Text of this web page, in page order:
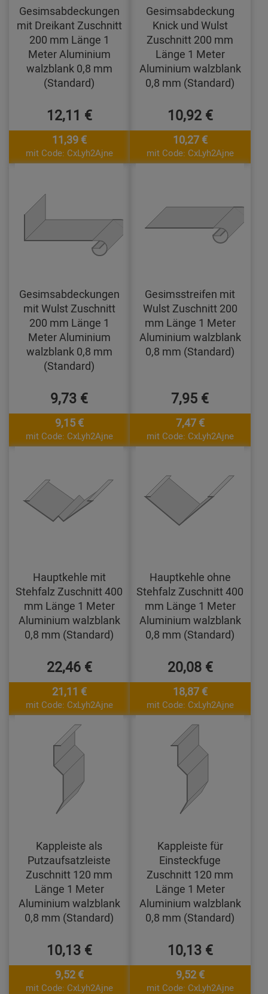
Gesimsabdeckungen
mit Dreikant Zuschnitt
200 mm Länge 1
Meter Aluminium
walzblank 0,8 mm
(Standard)
12,11 €
11,39 €
mit Code: CxLyh2Ajne
Gesimsabdeckung
Knick und Wulst
Zuschnitt 200 mm
Länge 1 Meter
Aluminium walzblank
0,8 mm (Standard)
10,92 €
10,27 €
mit Code: CxLyh2Ajne
Gesimsabdeckungen
mit Wulst Zuschnitt
200 mm Länge 1
Meter Aluminium
walzblank 0,8 mm
(Standard)
9,73 €
9,15 €
mit Code: CxLyh2Ajne
Gesimsstreifen mit
Wulst Zuschnitt 200
mm Länge 1 Meter
Aluminium walzblank
0,8 mm (Standard)
7,95 €
7,47 €
mit Code: CxLyh2Ajne
Hauptkehle mit
Stehfalz Zuschnitt 400
mm Länge 1 Meter
Aluminium walzblank
0,8 mm (Standard)
22,46 €
21,11 €
mit Code: CxLyh2Ajne
Hauptkehle ohne
Stehfalz Zuschnitt 400
mm Länge 1 Meter
Aluminium walzblank
0,8 mm (Standard)
20,08 €
18,87 €
mit Code: CxLyh2Ajne
Kappleiste als
Putzaufsatzleiste
Zuschnitt 120 mm
Länge 1 Meter
Aluminium walzblank
0,8 mm (Standard)
10,13 €
9,52 €
mit Code: CxLyh2Ajne
Kappleiste für
Einsteckfuge
Zuschnitt 120 mm
Länge 1 Meter
Aluminium walzblank
0,8 mm (Standard)
10,13 €
9,52 €
mit Code: CxLyh2Ajne